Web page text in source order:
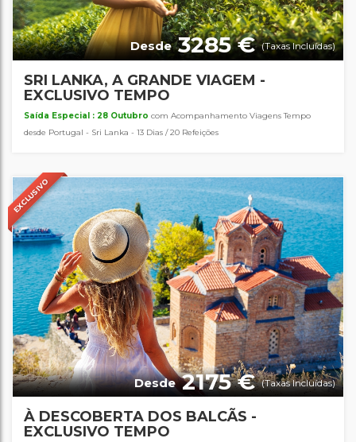
Desde3285 €(Taxas Incluídas)
SRI LANKA, A GRANDE VIAGEM -
EXCLUSIVO TEMPO
Saída Especial : 28 Outubro com Acompanhamento Viagens Tempo
desde Portugal - Sri Lanka - 13 Dias / 20 Refeições
EXCLUSIVO
Desde2175 €(Taxas Incluídas)
À DESCOBERTA DOS BALCÃS -
EXCLUSIVO TEMPO